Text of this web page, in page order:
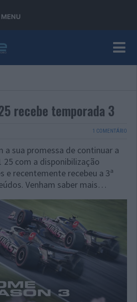
MENU
25 recebe temporada 3
1 COMENTÁRIO
a sua promessa de continuar a
25 com a disponibilização
e recentemente recebeu a 3ª
Venham saber mais…